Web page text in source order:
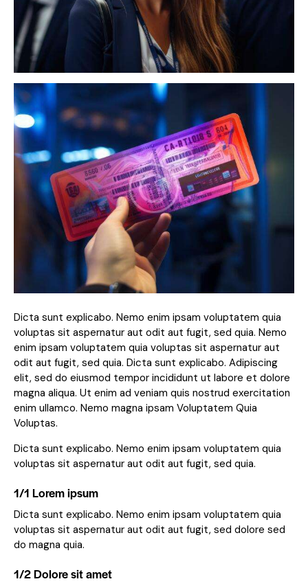
Dicta sunt explicabo. Nemo enim ipsam voluptatem quia
voluptas sit aspernatur aut odit aut fugit, sed quia. Nemo
enim ipsam voluptatem quia voluptas sit aspernatur aut
odit aut fugit, sed quia. Dicta sunt explicabo. Adipiscing
elit, sed do eiusmod tempor incididunt ut labore et dolore
magna aliqua. Ut enim ad veniam quis nostrud exercitation
enim ullamco. Nemo magna ipsam Voluptatem Quia
Voluptas.
Dicta sunt explicabo. Nemo enim ipsam voluptatem quia
voluptas sit aspernatur aut odit aut fugit, sed quia.
1/1 Lorem ipsum
Dicta sunt explicabo. Nemo enim ipsam voluptatem quia
voluptas sit aspernatur aut odit aut fugit, sed dolore sed
do magna quia.
1/2 Dolore sit amet